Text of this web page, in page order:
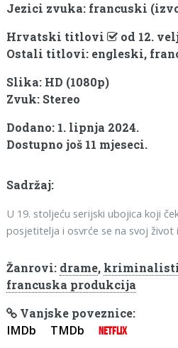
Jezici zvuka: francuski
Hrvatski titlovi
od 12.
Ostali titlovi: engleski,
Slika: HD (1080p)
Zvuk: Stereo
Dodano: 1. lipnja 2024.
Dostupno još 11 mjeseci.
Sadržaj:
U 19. stoljeću serijski ubojica koji
posjetitelja i osvrće se na svoj život
Žanrovi: drame,
francuska produkcija
Vanjske poveznice:
IMDb TMDb NETFLIX